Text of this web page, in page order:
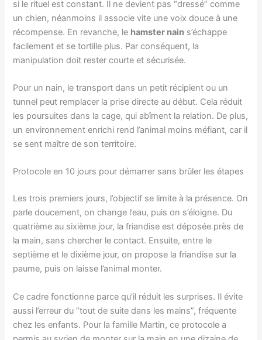
si le rituel est constant. Il ne devient pas “dressé” comme
un chien, néanmoins il associe vite une voix douce à une
récompense. En revanche, le hamster nain s’échappe
facilement et se tortille plus. Par conséquent, la
manipulation doit rester courte et sécurisée.
Pour un nain, le transport dans un petit récipient ou un
tunnel peut remplacer la prise directe au début. Cela réduit
les poursuites dans la cage, qui abîment la relation. De plus,
un environnement enrichi rend l’animal moins méfiant, car il
se sent maître de son territoire.
Protocole en 10 jours pour démarrer sans brûler les étapes
Les trois premiers jours, l’objectif se limite à la présence. On
parle doucement, on change l’eau, puis on s’éloigne. Du
quatrième au sixième jour, la friandise est déposée près de
la main, sans chercher le contact. Ensuite, entre le
septième et le dixième jour, on propose la friandise sur la
paume, puis on laisse l’animal monter.
Ce cadre fonctionne parce qu’il réduit les surprises. Il évite
aussi l’erreur du “tout de suite dans les mains”, fréquente
chez les enfants. Pour la famille Martin, ce protocole a